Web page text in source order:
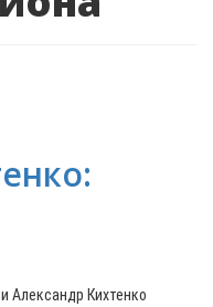
Александр Кихтенко